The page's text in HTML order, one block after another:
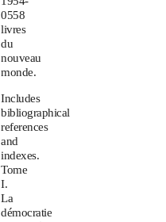
0558
livres
du
nouveau
monde.
Includes
bibliographical
references
and
indexes.
Tome
I.
La
démocratie